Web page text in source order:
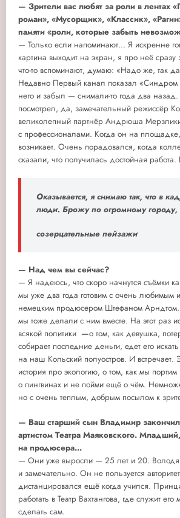
— Зрители вас любят за роли в лентах
роман», «Мусорщик», «Классик»,
памяти «роли, которые забыть
— Только если напоминают... Я искренне
картина выходит на экран, я про неё
что-то вспоминают, думаю: «Надо же, так
Недавно Первый канал показал
него и забыл — снимали-то года два назад.
посмотрел, да, замечательный режиссёр
великолепный партнёр Андрюша
с профессионалами. Когда он на площадке,
возникает. Очень порадовался, когда
сказали, что получилась достойная
Оказывается, я снимаю так, что в
люди. Брожу по огромному городу,
созерцательные пейзажи
— Над чем вы сейчас?
— Я надеюсь, что скоро начнутся съёмки
мы уже два года готовим с очень любимым
немецким продюсером Штефаном
мы тоже делали с ним вместе. На этот раз
всякой политики —о том, как девушка,
собирает последние деньги, едет его
на наш Кольский полуостров. И
история про экологию, о том, как мы
о пингвинах и не пойми ещё о чём.
но с очень теплым, добрым посылом к
— Ваш старший сын Владимир
артистом Театра Маяковского.
на продюсера...
— Они уже выросли — 25 лет и 20. Володя
и замечательно. Он не пользуется
дистанцировался ещё когда учился.
работать в Театр Вахтангова, где служит
сделать сам.